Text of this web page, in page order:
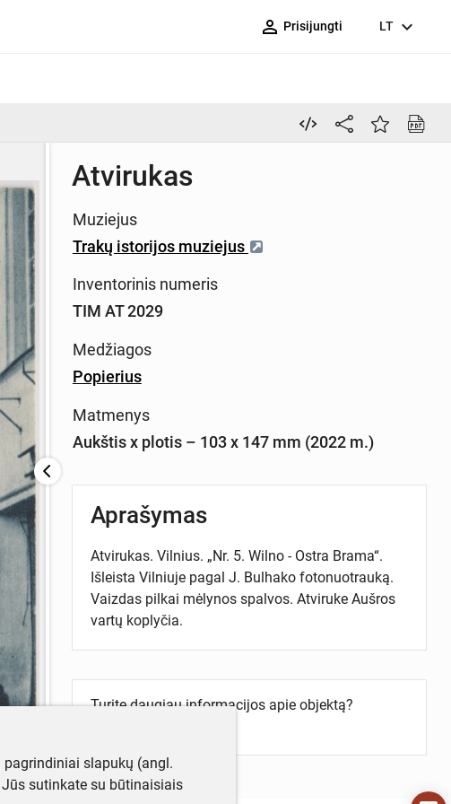
person_outline Prisijungti LT expand_more
Atvirukas
Muziejus
Trakų istorijos muziejus
Inventorinis numeris
TIM AT 2029
Medžiagos
Popierius
Matmenys
Aukštis x plotis – 103 x 147 mm (2022 m.)
Aprašymas
Atvirukas. Vilnius. „Nr. 5. Wilno - Ostra Brama“.
Išleista Vilniuje pagal J. Bulhako fotonuotrauką.
Vaizdas pilkai mėlynos spalvos. Atviruke Aušros
vartų koplyčia.
Turite daugiau informacijos apie objektą?
slapukų (angl.
sutinkate su būtinaisiais